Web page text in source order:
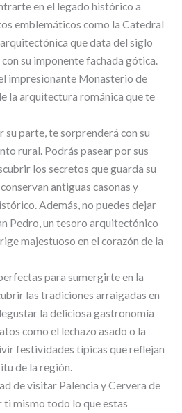
en el legado histórico a
emblemáticos como la Catedral
que data del siglo
su imponente fachada gótica.
impresionante Monasterio de
la arquitectura románica que te
su parte, te sorprenderá con su
rural. Podrás pasear por sus
los secretos que guarda su
antiguas casonas y
Además, no puedes dejar
Pedro, un tesoro arquitectónico
majestuoso en el corazón de la
para sumergirte en la
las tradiciones arraigadas en
la deliciosa gastronomía
como el lechazo asado o la
festividades típicas que reflejan
de la región.
de visitar Palencia y Cervera de
ti mismo todo lo que estas